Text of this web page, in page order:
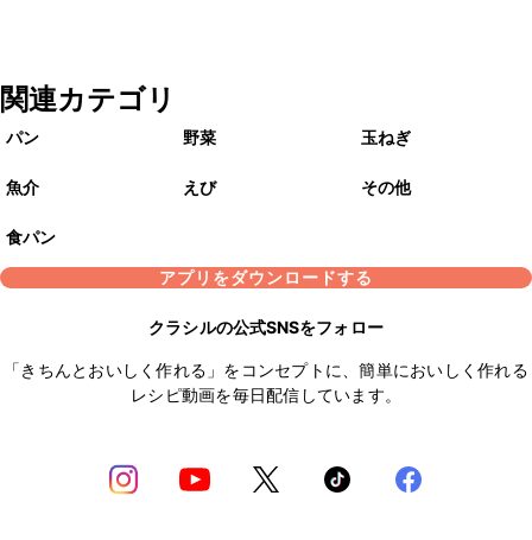
関連カテゴリ
パン 野菜 玉ねぎ
魚介 えび その他
食パン
アプリをダウンロードする
クラシルの公式SNSをフォロー
「きちんとおいしく作れる」をコンセプトに、簡単においしく作れる
レシピ動画を毎日配信しています。